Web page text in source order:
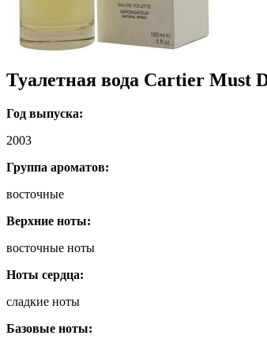
Туалетная вода Cartier Must
Год выпуска:
2003
Группа ароматов:
восточные
Верхние ноты:
восточные ноты
Ноты сердца:
сладкие ноты
Базовые ноты: